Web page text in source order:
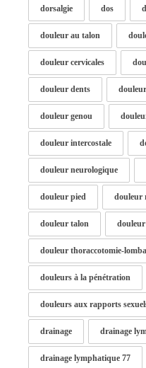
dorsalgie dos
douleur au talon
douleur cervicales
douleur dents
douleur genou
douleur intercostale
douleur neurologique
douleur pied douleur
douleur talon douleur
douleur thoraccotomie-
douleurs à la pénétration
douleurs aux rapports
drainage drainage
drainage lymphatique 77